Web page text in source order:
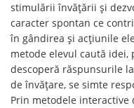
stimulării învățării și
caracter spontan ce
în gândirea și acțiunile
metode elevul caută idei,
descoperă răspunsurile
de învățare, se simte
Prin metodele interactive